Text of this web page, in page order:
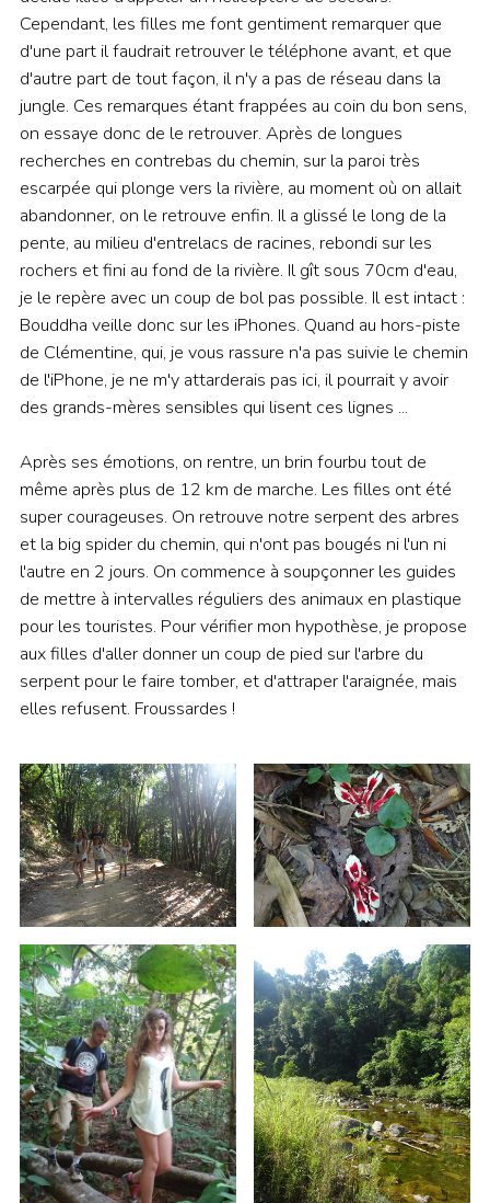
Cependant, les filles me font gentiment remarquer que
d'une part il faudrait retrouver le téléphone avant, et que
d'autre part de tout façon, il n'y a pas de réseau dans la
jungle. Ces remarques étant frappées au coin du bon sens,
on essaye donc de le retrouver. Après de longues
recherches en contrebas du chemin, sur la paroi très
escarpée qui plonge vers la rivière, au moment où on allait
abandonner, on le retrouve enfin. Il a glissé le long de la
pente, au milieu d'entrelacs de racines, rebondi sur les
rochers et fini au fond de la rivière. Il gît sous 70cm d'eau,
je le repère avec un coup de bol pas possible. Il est intact :
Bouddha veille donc sur les iPhones. Quand au hors-piste
de Clémentine, qui, je vous rassure n'a pas suivie le chemin
de l'iPhone, je ne m'y attarderais pas ici, il pourrait y avoir
des grands-mères sensibles qui lisent ces lignes ...
Après ses émotions, on rentre, un brin fourbu tout de
même après plus de 12 km de marche. Les filles ont été
super courageuses. On retrouve notre serpent des arbres
et la big spider du chemin, qui n'ont pas bougés ni l'un ni
l'autre en 2 jours. On commence à soupçonner les guides
de mettre à intervalles réguliers des animaux en plastique
pour les touristes. Pour vérifier mon hypothèse, je propose
aux filles d'aller donner un coup de pied sur l'arbre du
serpent pour le faire tomber, et d'attraper l'araignée, mais
elles refusent. Froussardes !